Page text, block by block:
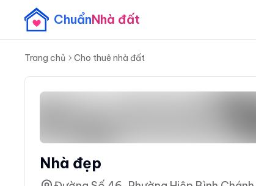
ChuẩnNhà đất
Trang chủ Cho thuê nhà đất
Nhà đẹp